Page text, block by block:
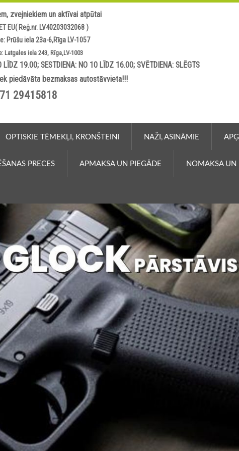
zvejniekiem un aktīvai atpūtai
EU( Reģ.nr. LV40203032068 )
Prūšu iela 23a-6,Rīga LV-1057
Latgales iela 243, Rīga,LV-1003
19.00; SESTDIENA: NO 10 LĪDZ 16.00; SVĒTDIENA: SLĒGTS
piedāvāta bezmaksas autostāvvieta!!!
29415818
OPTISKIE TĒMEKĻI, KRONŠTEINI NAŽI, ASINĀMIE
PRECES APMAKSA UN PIEGĀDE NOMAKSA UN